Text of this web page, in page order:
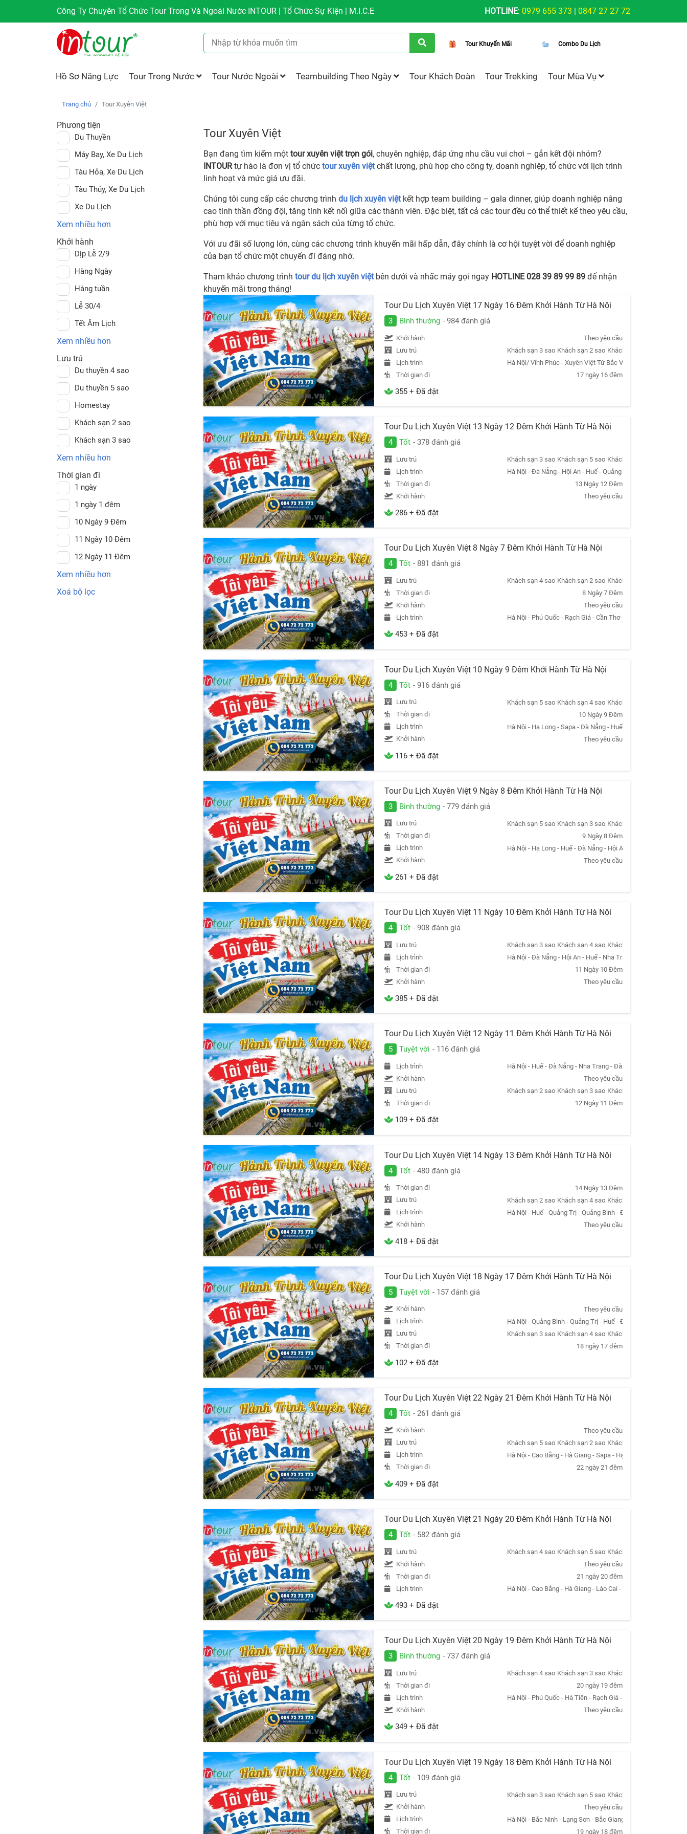
Công Ty Chuyên Tổ Chức Tour Trong Và Ngoài Nước INTOUR | Tổ Chức Sự Kiện | M.I.C.E HOTLINE: 0979 655 373 | 0847 27 27 72
Tour Khuyến Mãi Combo Du Lịch
Hồ Sơ Năng Lực Tour Trong Nước Tour Nước Ngoài Teambuilding Theo Ngày Tour Khách Đoàn Tour Trekking Tour Mùa Vụ
Trang chủ Tour Xuyên Việt
Phương tiện
Du Thuyền
Máy Bay, Xe Du Lịch
Tàu Hỏa, Xe Du Lịch
Tàu Thủy, Xe Du Lịch
Xe Du Lịch
Xem nhiều hơn
Khởi hành
Dịp Lễ 2/9
Hàng Ngày
Hàng tuần
Lễ 30/4
Tết Âm Lịch
Xem nhiều hơn
Lưu trú
Du thuyền 4 sao
Du thuyền 5 sao
Homestay
Khách sạn 2 sao
Khách sạn 3 sao
Xem nhiều hơn
Thời gian đi
1 ngày
1 ngày 1 đêm
10 Ngày 9 Đêm
11 Ngày 10 Đêm
12 Ngày 11 Đêm
Xem nhiều hơn
Xoá bộ lọc
Tour Xuyên Việt
Bạn đang tìm kiếm một tour xuyên việt trọn gói, chuyên nghiệp, đáp ứng nhu cầu vui chơi – gắn kết đội nhóm?
INTOURtự hào là đơn vị tổ chức tour xuyên việtchất lượng, phù hợp cho công ty, doanh nghiệp, tổ chức với lịch trình
linh hoạt và mức giá ưu đãi.
Chúng tôi cung cấp các chương trình du lịch xuyên việtkết hợp team building – gala dinner, giúp doanh nghiệp nâng
cao tinh thần đồng đội, tăng tính kết nối giữa các thành viên. Đặc biệt, tất cả các tour đều có thể thiết kế theo yêu cầu,
phù hợp với mục tiêu và ngân sách của từng tổ chức.
Với ưu đãi số lượng lớn, cùng các chương trình khuyến mãi hấp dẫn, đây chính là cơ hội tuyệt vời để doanh nghiệp
của bạn tổ chức một chuyến đi đáng nhớ.
Tham khảo chương trình tour du lịch xuyên việtbên dưới và nhấc máy gọi ngay HOTLINE 028 39 89 99 89để nhận
khuyến mãi trong tháng!
Tour Du Lịch Xuyên Việt 17 Ngày 16 Đêm Khởi Hành Từ Hà Nội
3 Bình thường - 984 đánh giá
Khởi hành
Theo yêu cầu
Lưu trú
Khách sạn 3 sao Khách sạn 2 sao Khách sạn 5 sao
Lịch trình
Hà Nội/ Vĩnh Phúc - Xuyên Việt Từ Bắc Vào Nam - Hà Nội/
Thời gian đi
17 ngày 16 đêm
355 + Đã đặt
Tour Du Lịch Xuyên Việt 13 Ngày 12 Đêm Khởi Hành Từ Hà Nội
4 Tốt - 378 đánh giá
Lưu trú Khách sạn 3 sao Khách sạn 5 sao Khách sạn 2 sao
Lịch trình
Hà Nội - Đà Nẵng - Hội An - Huế - Quảng Trị - Quảng Bình -
Thời gian đi
13 Ngày 12 Đêm
Khởi hành
Theo yêu cầu
286 + Đã đặt
Tour Du Lịch Xuyên Việt 8 Ngày 7 Đêm Khởi Hành Từ Hà Nội
4 Tốt - 881 đánh giá
Lưu trú Khách sạn 4 sao Khách sạn 2 sao Khách sạn 3 sao
Thời gian đi
8 Ngày 7 Đêm
Khởi hành
Theo yêu cầu
Lịch trình
Hà Nội - Phú Quốc - Rạch Giá - Cần Thơ - Mỹ Tho - TpHCM -
453 + Đã đặt
Tour Du Lịch Xuyên Việt 10 Ngày 9 Đêm Khởi Hành Từ Hà Nội
4 Tốt - 916 đánh giá
Lưu trú Khách sạn 5 sao Khách sạn 4 sao Khách sạn 2 sao
Thời gian đi
10 Ngày 9 Đêm
Lịch trình
Hà Nội - Hạ Long - Sapa - Đà Nẵng - Huế - TPHCM - Hà Nội
Khởi hành
Theo yêu cầu
116 + Đã đặt
Tour Du Lịch Xuyên Việt 9 Ngày 8 Đêm Khởi Hành Từ Hà Nội
3 Bình thường - 779 đánh giá
Lưu trú Khách sạn 5 sao Khách sạn 3 sao Khách sạn 2 sao
Thời gian đi
9 Ngày 8 Đêm
Lịch trình
Hà Nội - Hạ Long - Huế - Đà Nẵng - Hội An - TpHCM - Củ Chi -
Khởi hành
Theo yêu cầu
261 + Đã đặt
Tour Du Lịch Xuyên Việt 11 Ngày 10 Đêm Khởi Hành Từ Hà Nội
4 Tốt - 908 đánh giá
Lưu trú Khách sạn 3 sao Khách sạn 4 sao Khách sạn 5 sao
Lịch trình
Hà Nội - Đà Nẵng - Hội An - Huế - Nha Trang - Đà Lạt -
Thời gian đi
11 Ngày 10 Đêm
Khởi hành
Theo yêu cầu
385 + Đã đặt
Tour Du Lịch Xuyên Việt 12 Ngày 11 Đêm Khởi Hành Từ Hà Nội
5 Tuyệt vời - 116 đánh giá
Lịch trình
Hà Nội - Huế - Đà Nẵng - Nha Trang - Đà Lạt - TPHCM - Tây
Khởi hành
Theo yêu cầu
Lưu trú
Khách sạn 2 sao Khách sạn 3 sao Khách sạn 5 sao
Thời gian đi
12 Ngày 11 Đêm
109 + Đã đặt
Tour Du Lịch Xuyên Việt 14 Ngày 13 Đêm Khởi Hành Từ Hà Nội
4 Tốt - 480 đánh giá
Thời gian đi
14 Ngày 13 Đêm
Lưu trú
Khách sạn 2 sao Khách sạn 4 sao Khách sạn 3 sao
Lịch trình
Hà Nội - Huế - Quảng Trị - Quảng Bình - Đà Nẵng - Hội An -
Khởi hành
Theo yêu cầu
418 + Đã đặt
Tour Du Lịch Xuyên Việt 18 Ngày 17 Đêm Khởi Hành Từ Hà Nội
5 Tuyệt vời - 157 đánh giá
Khởi hành
Theo yêu cầu
Lịch trình
Hà Nội - Quảng Bình - Quảng Trị - Huế - Đà Nẵng - Hội An -
Lưu trú
Khách sạn 3 sao Khách sạn 4 sao Khách sạn 5 sao
Thời gian đi
18 ngày 17 đêm
102 + Đã đặt
Tour Du Lịch Xuyên Việt 22 Ngày 21 Đêm Khởi Hành Từ Hà Nội
4 Tốt - 261 đánh giá
Khởi hành
Theo yêu cầu
Lưu trú
Khách sạn 5 sao Khách sạn 2 sao Khách sạn 3 sao
Lịch trình
Hà Nội - Cao Bằng - Hà Giang - Sapa - Hạ Long - Ninh Bình -
Thời gian đi
22 ngày 21 đêm
409 + Đã đặt
Tour Du Lịch Xuyên Việt 21 Ngày 20 Đêm Khởi Hành Từ Hà Nội
4 Tốt - 582 đánh giá
Lưu trú Khách sạn 4 sao Khách sạn 5 sao Khách sạn 3 sao
Khởi hành
Theo yêu cầu
Thời gian đi
21 ngày 20 đêm
Lịch trình
Hà Nội - Cao Bằng - Hà Giang - Lào Cai - Sapa - Hạ Long -
493 + Đã đặt
Tour Du Lịch Xuyên Việt 20 Ngày 19 Đêm Khởi Hành Từ Hà Nội
3 Bình thường - 737 đánh giá
Lưu trú Khách sạn 4 sao Khách sạn 3 sao Khách sạn 5 sao
Thời gian đi
20 ngày 19 đêm
Lịch trình
Hà Nội - Phú Quốc - Hà Tiên - Rạch Giá - Cà Mau - Bạc Liêu -
Khởi hành
Theo yêu cầu
349 + Đã đặt
Tour Du Lịch Xuyên Việt 19 Ngày 18 Đêm Khởi Hành Từ Hà Nội
4 Tốt - 109 đánh giá
Lưu trú Khách sạn 3 sao Khách sạn 5 sao Khách sạn 4 sao
Khởi hành
Theo yêu cầu
Lịch trình
Hà Nội - Bắc Ninh - Lạng Sơn - Bắc Giang - Hà Nam - Ninh
Thời gian đi
19 ngày 18 đêm